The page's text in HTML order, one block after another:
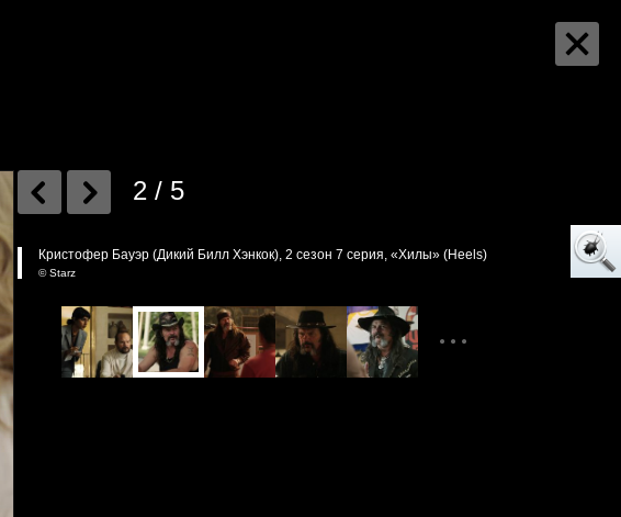
2 / 5
Кристофер Бауэр (Дикий Билл Хэнкок), 2 сезон 7 серия, «Хилы» (Heels)
© Starz